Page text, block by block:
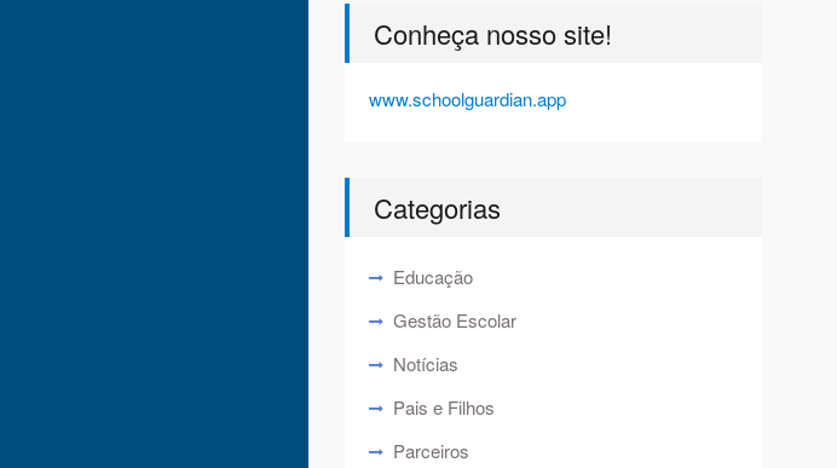
Conheça nosso site!
www.schoolguardian.app
Categorias
Educação
Gestão Escolar
Notícias
Pais e Filhos
Parceiros